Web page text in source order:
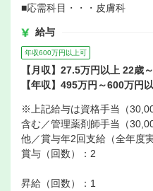
■応需科目・・・皮膚科
給与
年収600万円以上可
【月収】27.5万円以上 22歳
【年収】495万円～600万円
※上記給与は資格手当（
含む／管理薬剤師手当（
他／賞与年2回支給（全年度
賞与（回数）：2
昇給（回数）：1